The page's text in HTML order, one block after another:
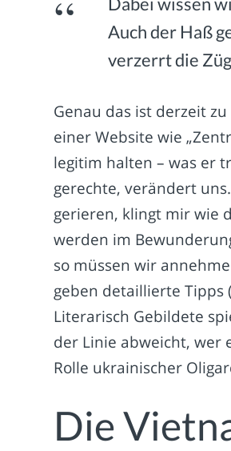
Auch der Haß
verzerrt die
Genau das ist derzeit
einer Website wie
legitim halten – was er
gerechte, verändert
gerieren, klingt mir wie
werden im
so müssen wir
geben detaillierte Tipps
Literarisch Gebildete
der Linie abweicht, wer
Rolle ukrainischer
Die